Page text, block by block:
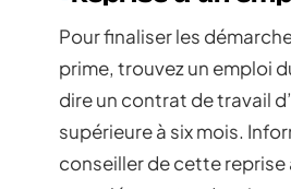
Pour finaliser les
prime, trouvez un emploi
dire un contrat de travail
supérieure à six mois.
conseiller de cette reprise